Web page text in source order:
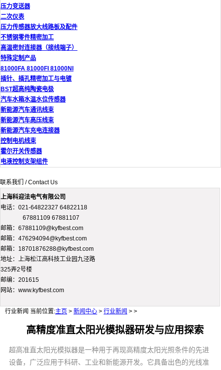
压力变送器
二次仪表
压力传感器放大线路板及配件
不锈钢零件精密加工
高温密封连接器（接线端子）
特殊定制产品
81000FA 81000FI 81000NI
插针、插孔精密加工与电镀
BST超高纯陶瓷电极
汽车水箱水温水位传感器
新能源汽车通讯线束
新能源汽车高压线束
新能源汽车充电连接器
控制电机线束
霍尔开关传感器
电液控制支架组件
联系我们 / Contact Us
上海科迎法电气有限公司
电话：021-64822327 64822118
67881109 67881107
邮箱：67881109@kyfbest.com
邮箱：476294094@kyfbest.com
邮箱：18701876288@kyfbest.com
地址：上海松江高科技工业园九泾路
325弄2号楼
邮编：201615
网站：www.kyfbest.com
行业新闻 当前位置:主页 > 新闻中心 > 行业新闻 > >
高精度准直太阳光模拟器研发与应用探索
超高准直太阳光模拟器是一种用于再现高精度太阳光照条件的先进
设备，广泛应用于科研、工业和新能源开发。它具备出色的光线准